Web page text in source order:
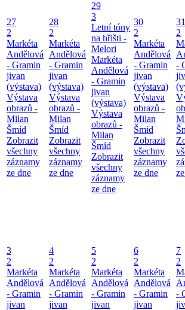
27
2
Markéta
Andělová
- Gramin
jivan
(výstava)
Výstava
obrazů -
Milan
Šmíd
Zobrazit
všechny
záznamy
ze dne
28
2
Markéta
Andělová
- Gramin
jivan
(výstava)
Výstava
obrazů -
Milan
Šmíd
Zobrazit
všechny
záznamy
ze dne
29
3
Letní tóny
na hřišti -
Melori
Markéta
Andělová
- Gramin
jivan
(výstava)
Výstava
obrazů -
Milan
Šmíd
Zobrazit
všechny
záznamy
ze dne
30
2
Markéta
Andělová
- Gramin
jivan
(výstava)
Výstava
obrazů -
Milan
Šmíd
Zobrazit
všechny
záznamy
ze dne
31
2
-
3
2
Markéta
Andělová
- Gramin
jivan
4
2
Markéta
Andělová
- Gramin
jivan
5
2
Markéta
Andělová
- Gramin
jivan
6
2
Markéta
Andělová
- Gramin
jivan
7
2
-